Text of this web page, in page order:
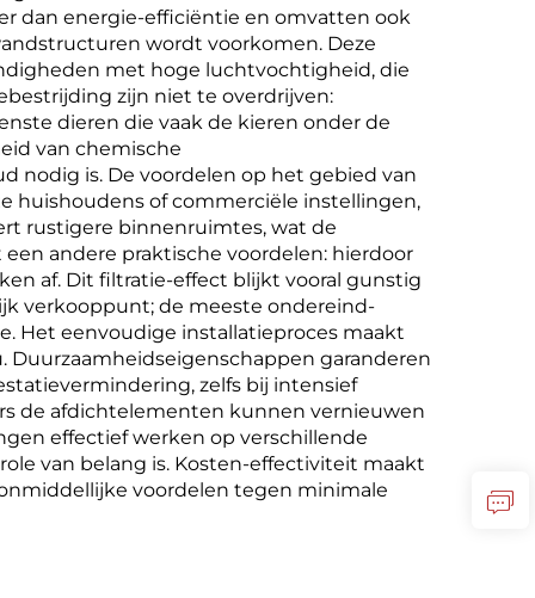
dan energie-efficiëntie en omvatten ook
wordt voorkomen. Deze
met hoge luchtvochtigheid, die
zijn niet te overdrijven:
dieren die vaak de kieren onder de
van chemische
is. De voordelen op het gebied van
huishoudens of commerciële instellingen,
rustigere binnenruimtes, wat de
andere praktische voordelen: hierdoor
af. Dit filtratie-effect blijkt vooral gunstig
verkooppunt; de meeste ondereind-
Het eenvoudige installatieproces maakt
garanderen
zelfs bij intensief
de afdichtelementen kunnen vernieuwen
effectief werken op verschillende
van belang is. Kosten-effectiviteit maakt
voordelen tegen minimale